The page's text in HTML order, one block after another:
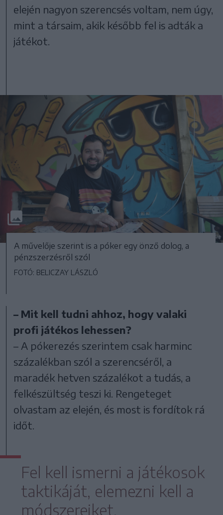
elején nagyon szerencsés voltam, nem úgy,
mint a társaim, akik később fel is adták a
játékot.
A művelője szerint is a póker egy önző dolog, a
pénzszerzésről szól
FOTÓ: BELICZAY LÁSZLÓ
– Mit kell tudni ahhoz, hogy valaki
profi játékos lehessen?
– A pókerezés szerintem csak harminc
százalékban szól a szerencséről, a
maradék hetven százalékot a tudás, a
felkészültség teszi ki. Rengeteget
olvastam az elején, és most is fordítok rá
időt.
Fel kell ismerni a játékosok
taktikáját, elemezni kell a
módszereiket.